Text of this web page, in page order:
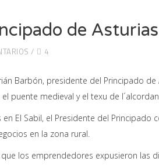
de
4
Barbón, presidente del Principado
puente medieval y el texu de
El Sabil, el Presidente del
en la zona rural.
los emprendedores expusieron las